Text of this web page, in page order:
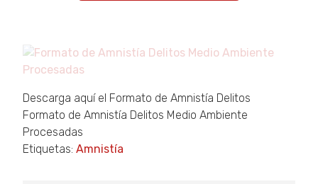
Descarga aquí el Formato de Amnistía Delitos
Formato de Amnistía Delitos Medio Ambiente
Procesadas
Etiquetas: Amnistía